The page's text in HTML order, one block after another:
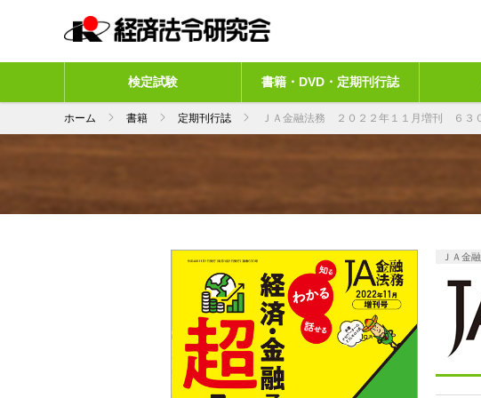
検定試験 書籍・DVD・定期刊行誌
ホーム 書籍 定期刊行誌 ＪＡ金融法務 ２０２２年１１月増刊 ６
ＪＡ